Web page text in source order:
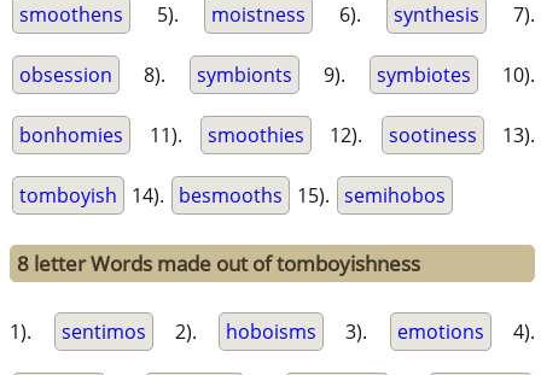
smoothens 5). moistness 6). synthesis 7).
obsession 8). symbionts 9). symbiotes 10).
bonhomies 11). smoothies 12). sootiness 13).
tomboyish 14). besmooths 15). semihobos
8 letter Words made out of tomboyishness
1). sentimos 2). hoboisms 3). emotions 4).